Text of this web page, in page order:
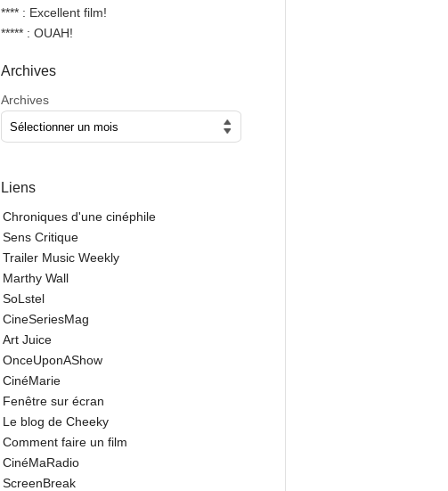
**** : Excellent film!
***** : OUAH!
Archives
Archives
Liens
Chroniques d'une cinéphile
Sens Critique
Trailer Music Weekly
Marthy Wall
SoLstel
CineSeriesMag
Art Juice
OnceUponAShow
CinéMarie
Fenêtre sur écran
Le blog de Cheeky
Comment faire un film
CinéMaRadio
ScreenBreak